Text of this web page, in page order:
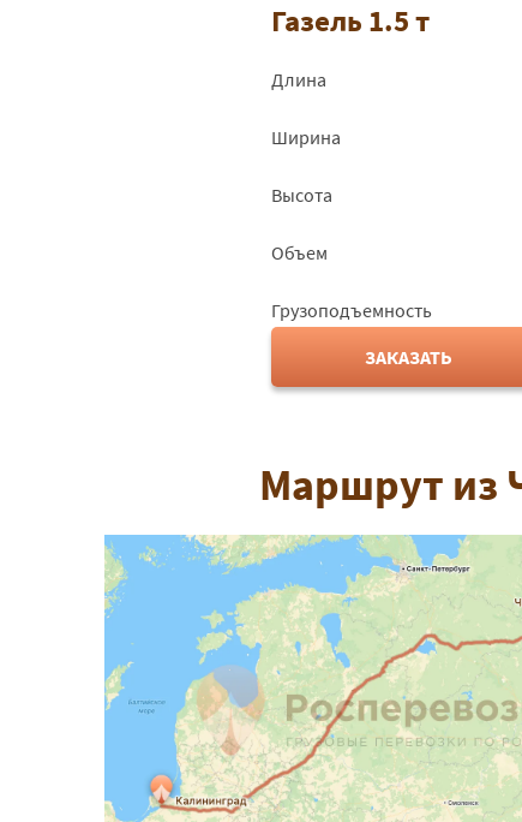
Газель 1.5 т
Длина
Ширина
Высота
Объем
Грузоподъемность
ЗАКАЗАТЬ
Маршрут из